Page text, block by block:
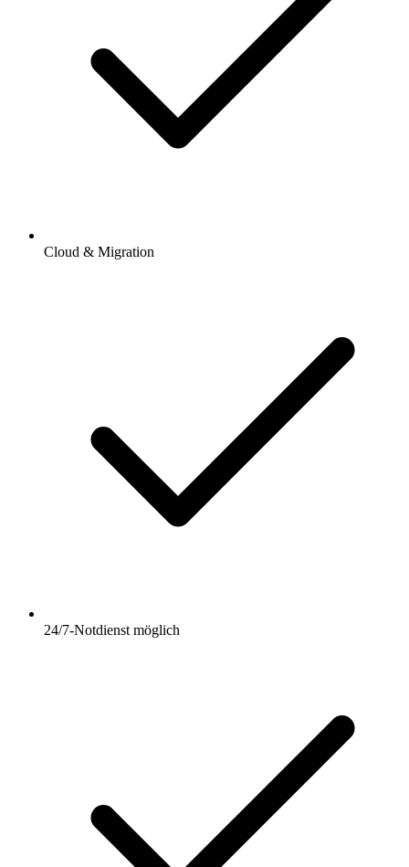
Cloud & Migration
24/7-Notdienst möglich